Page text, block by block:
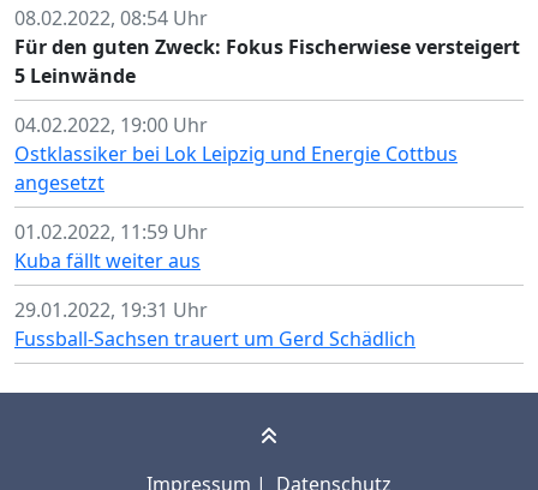
08.02.2022, 08:54 Uhr
Für den guten Zweck: Fokus Fischerwiese versteigert
5 Leinwände
04.02.2022, 19:00 Uhr
Ostklassiker bei Lok Leipzig und Energie Cottbus
angesetzt
01.02.2022, 11:59 Uhr
Kuba fällt weiter aus
29.01.2022, 19:31 Uhr
Fussball-Sachsen trauert um Gerd Schädlich
Impressum | Datenschutz